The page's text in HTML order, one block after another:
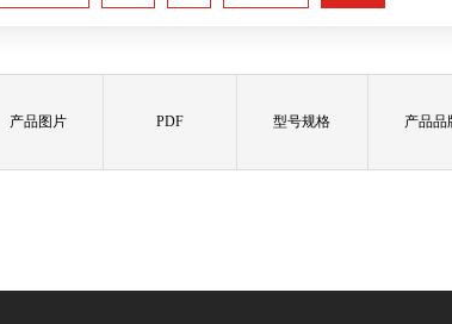
产品图片 PDF 型号规格 产品品